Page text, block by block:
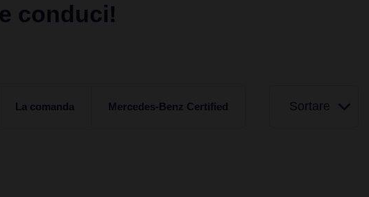
conduci!
La comanda Mercedes-Benz Certified Sortare